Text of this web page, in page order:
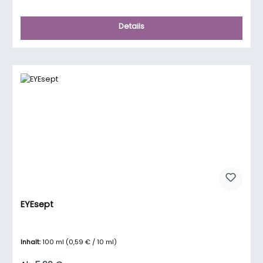
Details
EYEsept
Inhalt:100 ml (0,59 € / 10 ml)